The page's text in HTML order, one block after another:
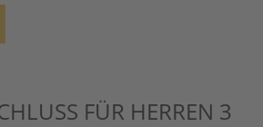
FÜR HERREN 3